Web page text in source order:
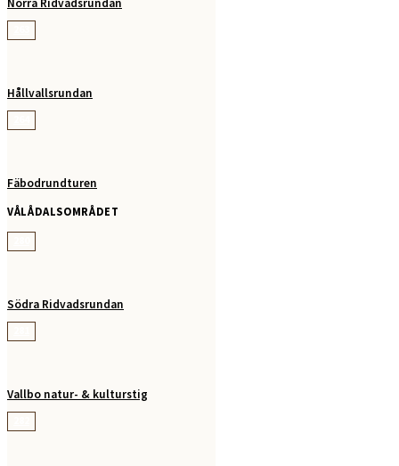
Norra Ridvadsrundan
Hållvallsrundan
Fäbodrundturen
VÅLÅDALSOMRÅDET
Södra Ridvadsrundan
Vallbo natur- & kulturstig